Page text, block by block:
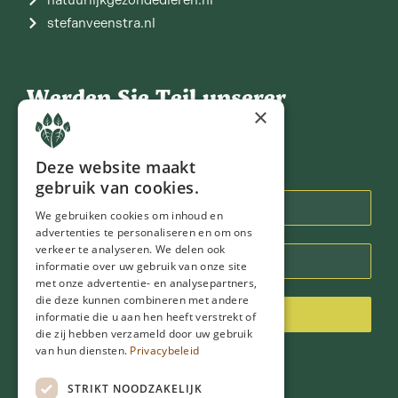
stefanveenstra.nl
Werden Sie Teil unserer
Community
Mitteilungsblatt
Inschrijven
×
Deze website maakt
gebruik van cookies.
We gebruiken cookies om inhoud en
advertenties te personaliseren en om ons
verkeer te analyseren. We delen ook
informatie over uw gebruik van onze site
met onze advertentie- en analysepartners,
die deze kunnen combineren met andere
informatie die u aan hen heeft verstrekt of
die zij hebben verzameld door uw gebruik
van hun diensten. Privacybeleid
STRIKT NOODZAKELIJK